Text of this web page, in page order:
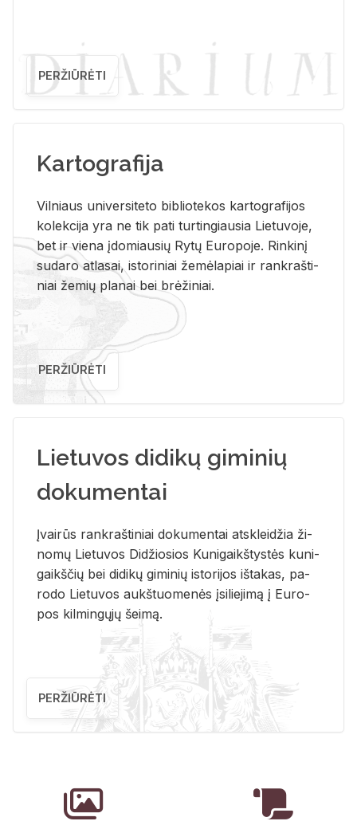
PERŽIŪRĖTI
Kartografija
Vil­niaus uni­ver­si­te­to bi­b­lio­te­kos kar­to­gra­fi­jos
ko­lek­ci­ja yra ne tik pati tur­tin­giau­sia Lie­tu­vo­je,
bet ir vie­na įdo­miau­sių Rytų Eu­ro­po­je. Rin­ki­nį
su­da­ro at­la­sai, is­to­ri­niai že­mė­la­piai ir rank­raš­ti­
niai že­mių pla­nai bei brė­ži­niai.
PERŽIŪRĖTI
Lietuvos didikų giminių
dokumentai
Įvai­rūs rank­raš­ti­niai do­ku­men­tai at­sklei­džia ži­
no­mų Lie­tu­vos Di­džio­sios Ku­ni­gaikš­tys­tės ku­ni­
gaikš­čių bei di­di­kų gi­mi­nių is­to­ri­jos iš­ta­kas, pa­
ro­do Lie­tu­vos aukš­tuo­me­nės įsi­lie­ji­mą į Eu­ro­
pos kil­min­gų­jų šei­mą.
PERŽIŪRĖTI